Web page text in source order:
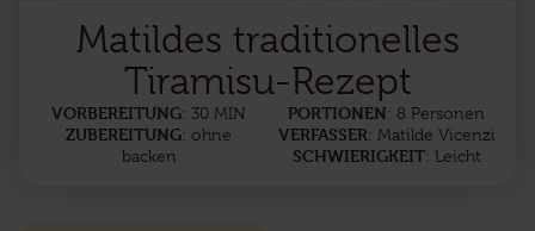
Matildes traditionelles
Tiramisu-Rezept
VORBEREITUNG: 30 MIN
ZUBEREITUNG: ohne
backen
PORTIONEN: 8 Personen
VERFASSER: Matilde Vicenzi
SCHWIERIGKEIT: Leicht